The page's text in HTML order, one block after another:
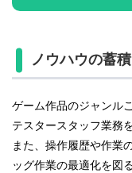
ノウハウの蓄
ゲーム作品のジャンル
テスタースタッフ業務
また、操作履歴や作業
ッグ作業の最適化を図